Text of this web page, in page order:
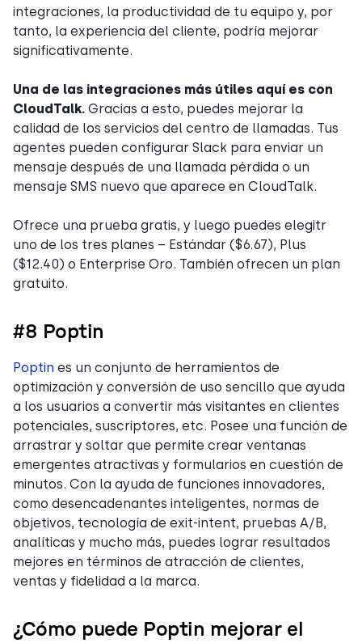
integraciones, la productividad de tu equipo y, por
tanto, la experiencia del cliente, podría mejorar
significativamente.
Una de las integraciones más útiles aquí es con
CloudTalk. Gracias a esto, puedes mejorar la
calidad de los servicios del centro de llamadas. Tus
agentes pueden configurar Slack para enviar un
mensaje después de una llamada pérdida o un
mensaje SMS nuevo que aparece en CloudTalk.
Ofrece una prueba gratis, y luego puedes elegitr
uno de los tres planes – Estándar ($6.67), Plus
($12.40) o Enterprise Oro. También ofrecen un plan
gratuito.
#8 Poptin
Poptin es un conjunto de herramientos de
optimización y conversión de uso sencillo que ayuda
a los usuarios a convertir más visitantes en clientes
potenciales, suscriptores, etc. Posee una función de
arrastrar y soltar que permite crear ventanas
emergentes atractivas y formularios en cuestión de
minutos. Con la ayuda de funciones innovadores,
como desencadenantes inteligentes, normas de
objetivos, tecnología de exit-intent, pruebas A/B,
analíticas y mucho más, puedes lograr resultados
mejores en términos de atracción de clientes,
ventas y fidelidad a la marca.
¿Cómo puede Poptin mejorar el